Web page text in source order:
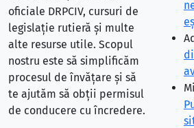
oficiale DRPCIV, cursuri de
legislație rutieră și multe
alte resurse utile. Scopul
nostru este să simplificăm
procesul de învățare și să
te ajutăm să obții permisul
de conducere cu încredere.